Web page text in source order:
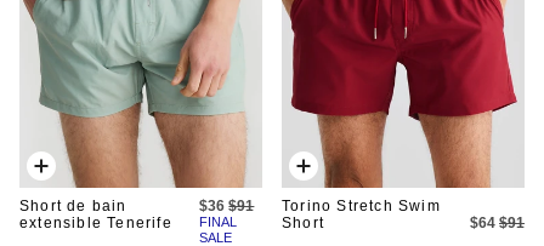
Ajout
rapide
Short de bain
extensible Tenerife
FINAL
SALE
$36 $91
Ajout
rapide
Torino Stretch Swim
Short
$64 $91